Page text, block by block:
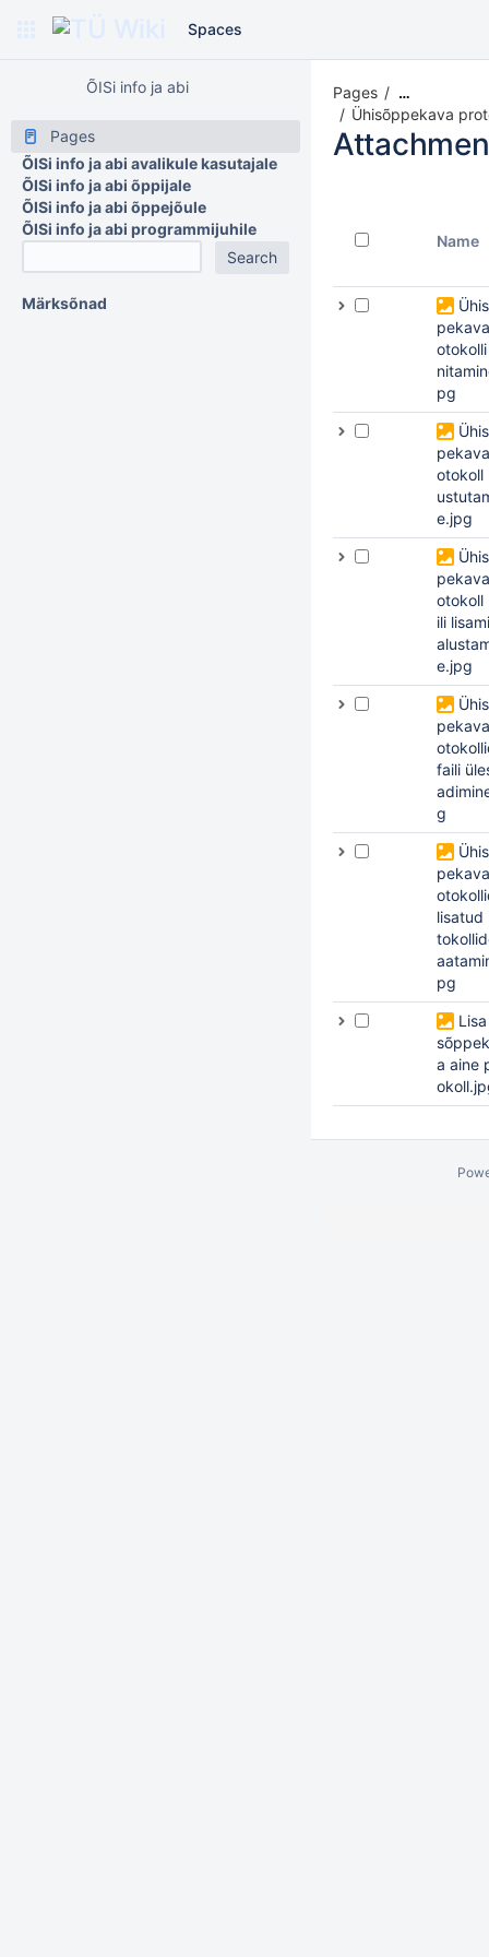
Spaces
ÕISi info ja abi
Pages
ÕISi info ja abi avalikule kasutajale
ÕISi info ja abi õppijale
ÕISi info ja abi õppejõule
ÕISi info ja abi programmijuhile
Märksõnad
Pages …
Ühisõppekava
Name
pg
otokoll
e.jpg
otokoll
ili
e.jpg
faili
g
lisatud
pg
a aine